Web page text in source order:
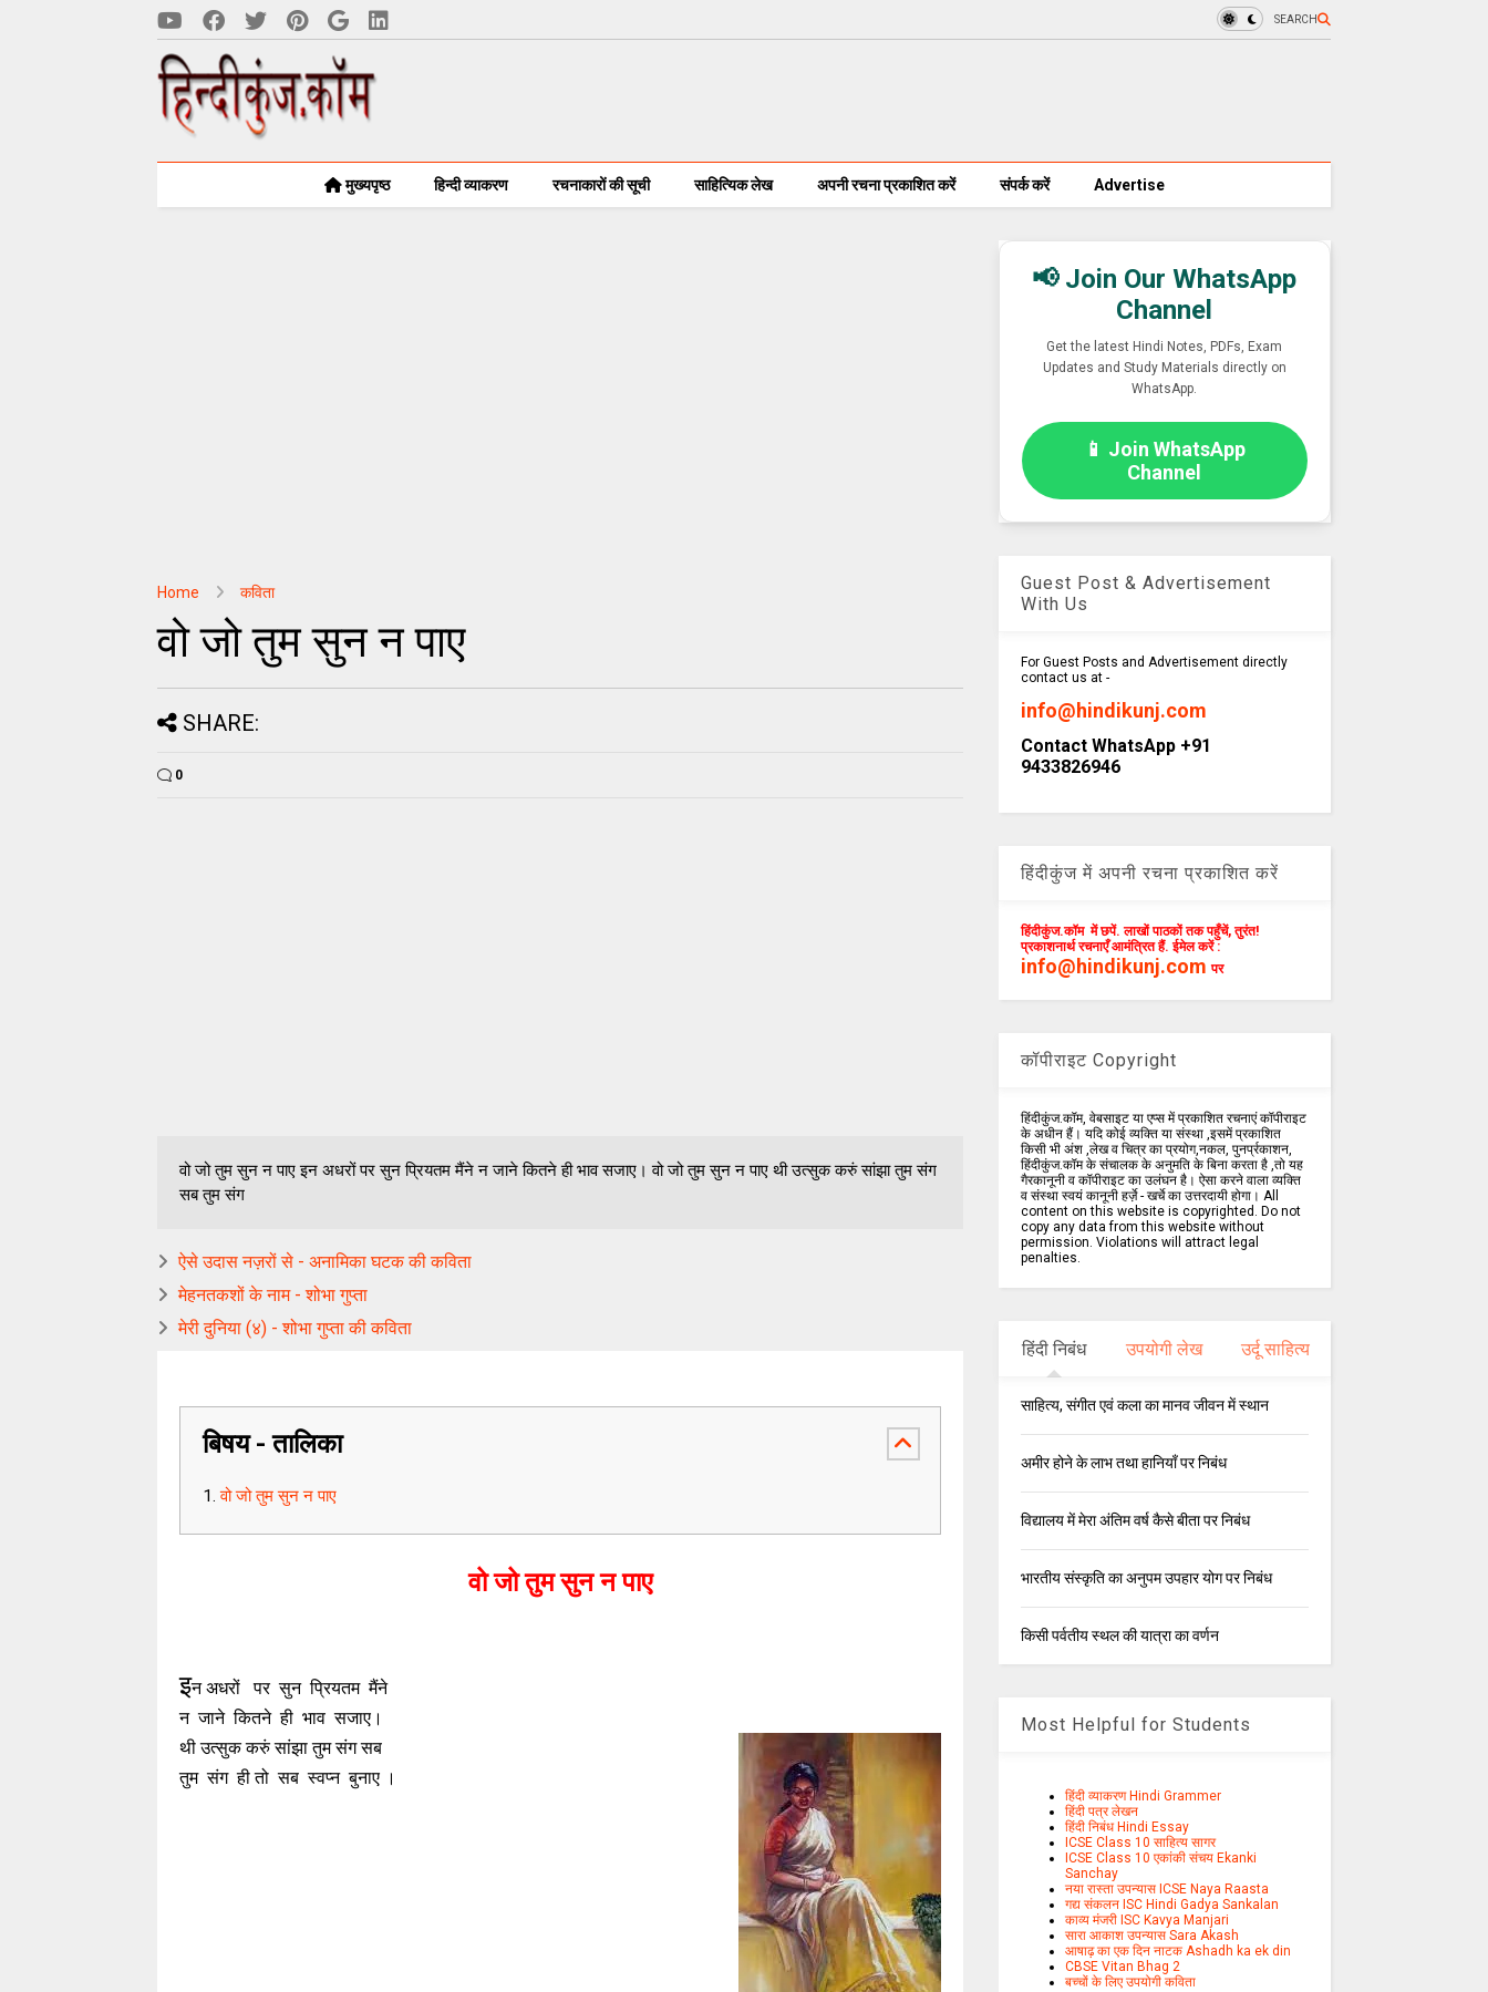
SEARCH
मुख्यपृष्ठ हिन्दी व्याकरण रचनाकारों की सूची साहित्यिक लेख अपनी रचना प्रकाशित करें संपर्क करें Advertise
Home कविता
वो जो तुम सुन न पाए
SHARE:
0
वो जो तुम सुन न पाए इन अधरों पर सुन प्रियतम मैंने न जाने कितने ही भाव सजाए। वो जो तुम सुन न पाए थी उत्सुक करुं सांझा तुम संग
सब तुम संग
ऐसे उदास नज़रों से - अनामिका घटक की कविता
मेहनतकशों के नाम - शोभा गुप्ता
मेरी दुनिया (४) - शोभा गुप्ता की कविता
बिषय - तालिका
वो जो तुम सुन न पाए
वो जो तुम सुन न पाए
इन अधरों पर सुन प्रियतम मैंने
न जाने कितने ही भाव सजाए।
थी उत्सुक करुं सांझा तुम संग सब
तुम संग ही तो सब स्वप्न बुनाए ।
📢 Join Our WhatsApp
Channel
Get the latest Hindi Notes, PDFs, Exam
Updates and Study Materials directly on
WhatsApp.
📱 Join WhatsApp
Channel
Guest Post & Advertisement
With Us
For Guest Posts and Advertisement directly
contact us at -
info@hindikunj.com
Contact WhatsApp +91
9433826946
हिंदीकुंज में अपनी रचना प्रकाशित करें
हिंदीकुंज.कॉम में छपें. लाखों पाठकों तक पहुँचें, तुरंत!
प्रकाशनार्थ रचनाएँ आमंत्रित हैं. ईमेल करें :
info@hindikunj.com पर
कॉपीराइट Copyright
हिंदीकुंज.कॉम, वेबसाइट या एप्स में प्रकाशित रचनाएं कॉपीराइट
के अधीन हैं। यदि कोई व्यक्ति या संस्था ,इसमें प्रकाशित
किसी भी अंश ,लेख व चित्र का प्रयोग,नकल, पुनर्प्रकाशन,
हिंदीकुंज.कॉम के संचालक के अनुमति के बिना करता है ,तो यह
गैरकानूनी व कॉपीराइट का उलंघन है। ऐसा करने वाला व्यक्ति
व संस्था स्वयं कानूनी हर्ज़े - खर्चे का उत्तरदायी होगा। All
content on this website is copyrighted. Do not
copy any data from this website without
permission. Violations will attract legal
penalties.
हिंदी निबंध उपयोगी लेख उर्दू साहित्य
साहित्य, संगीत एवं कला का मानव जीवन में स्थान
अमीर होने के लाभ तथा हानियाँ पर निबंध
विद्यालय में मेरा अंतिम वर्ष कैसे बीता पर निबंध
भारतीय संस्कृति का अनुपम उपहार योग पर निबंध
किसी पर्वतीय स्थल की यात्रा का वर्णन
Most Helpful for Students
हिंदी व्याकरण Hindi Grammer
हिंदी पत्र लेखन
हिंदी निबंध Hindi Essay
ICSE Class 10 साहित्य सागर
ICSE Class 10 एकांकी संचय Ekanki
Sanchay
नया रास्ता उपन्यास ICSE Naya Raasta
गद्य संकलन ISC Hindi Gadya Sankalan
काव्य मंजरी ISC Kavya Manjari
सारा आकाश उपन्यास Sara Akash
आषाढ़ का एक दिन नाटक Ashadh ka ek din
CBSE Vitan Bhag 2
बच्चों के लिए उपयोगी कविता